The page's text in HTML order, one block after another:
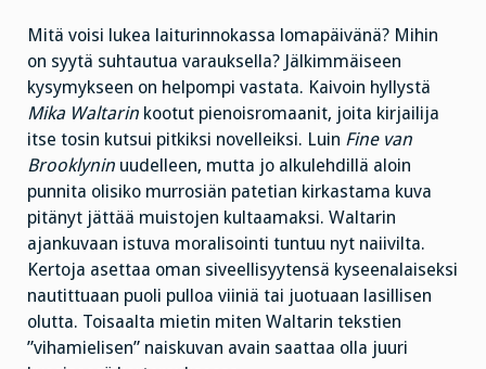
Mitä voisi lukea laiturinnokassa lomapäivänä? Mihin
on syytä suhtautua varauksella? Jälkimmäiseen
kysymykseen on helpompi vastata. Kaivoin hyllystä
Mika Waltarin kootut pienoisromaanit, joita kirjailija
itse tosin kutsui pitkiksi novelleiksi. Luin Fine van
Brooklynin uudelleen, mutta jo alkulehdillä aloin
punnita olisiko murrosiän patetian kirkastama kuva
pitänyt jättää muistojen kultaamaksi. Waltarin
ajankuvaan istuva moralisointi tuntuu nyt naiivilta.
Kertoja asettaa oman siveellisyytensä kyseenalaiseksi
nautittuaan puoli pulloa viiniä tai juotuaan lasillisen
olutta. Toisaalta mietin miten Waltarin tekstien
”vihamielisen” naiskuvan avain saattaa olla juuri